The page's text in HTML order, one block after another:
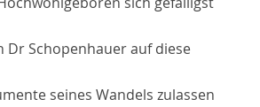
DrSchopenhauerauf diese
seines Wandels zulassen